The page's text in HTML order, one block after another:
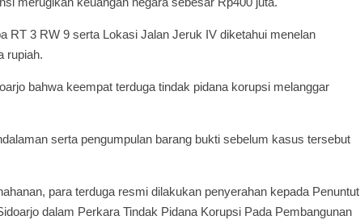
RT 3 RW 9 serta Lokasi Jalan Jeruk IV diketahui menelan
rupiah.
bahwa keempat terduga tindak pidana korupsi melanggar
serta pengumpulan barang bukti sebelum kasus tersebut
para terduga resmi dilakukan penyerahan kepada Penuntut
dalam Perkara Tindak Pidana Korupsi Pada Pembangunan